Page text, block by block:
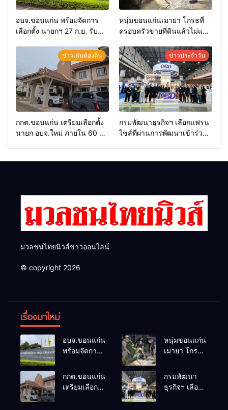
อบจ.ขอนแก่น พร้อมจัดการ
เลือกตั้ง นายกฯ 27 ก.ย. รับ
ลงสมัครรับการเลือกตั้งหาก
คุณสมบัติครบ มั่นใจคนใช้
สิทธิ์ทะลุ 70%
หนุ่มขอนแก่นเมายา โกรธที่
ครอบครัวขายที่ดินแล้วไม่แบ่ง
ทำงาน ผกก.ฯ 2 นัด ตำรวจคุม
ตัวได้ทันควัน
ข่าวเด่นท้องถิ่น
กกต.ขอนแก่น เตรียมเลือกตั้ง
นายก อบจ.ใหม่ ภายใน 60 วัน
ข่าวประจำวัน
กรมพัฒนาธุรกิจฯ เลือกแฟรน
ไชส์ที่ผ่านการพัฒนาเข้าร่วม
มวลชนไทยนิวส์ข่าวออนไลน์
© copyright 2026
เรื่องมาใหม่
อบจ.ขอนแก่น
พร้อมจัดการ
ยกฯ 27 ก.ย.
รับสมัคร 17-
หนุ่มขอนแก่น
เมายา โกรธที่
ที่ดินแล้วไม่
แบ่งเงินให้ใช้
คว้าหนังสติ๊ก
กกต.ขอนแก่น
เตรียมเลือกตั้ง
กรมพัฒนา
ธุรกิจฯ เลือก